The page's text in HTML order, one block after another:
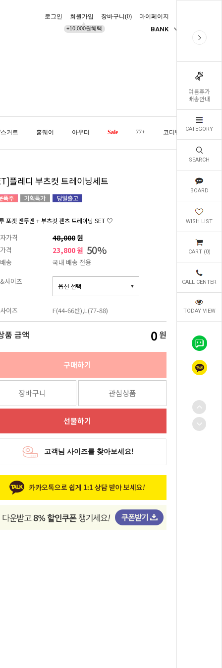
여름휴가
배송안내
CATEGORY
SEARCH
BOARD
WISH LIST
CART (0)
CALL CENTER
TODAY VIEW
로그인 회원가입
+10,000원혜택
장바구니(0) 마이페이지
BANK
커트 홈웨어 아우터 Sale 77+ 코디템 오늘발송
플레디 부츠컷 트레이닝세트
포켓 맨투맨 + 부츠컷 팬츠 트레이닝 SET ♡
가격 48,000원
격 23,800 원 50%
송
국내 배송 전용
사이즈
이즈 F(44-66반),L(77-88)
품 금액 0 원
구매하기
장바구니 관심상품
선물하기